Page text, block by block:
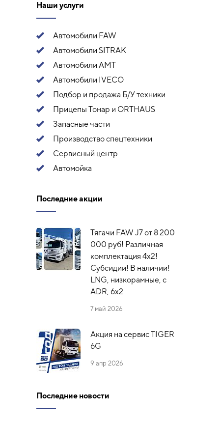
Наши услуги
Автомобили FAW
Автомобили SITRAK
Автомобили АМТ
Автомобили IVECO
Подбор и продажа Б/У техники
Прицепы Тонар и ORTHAUS
Запасные части
Производство спецтехники
Сервисный центр
Автомойка
Последние акции
Тягачи FAW J7 от 8 200
000 руб! Различная
комплектация 4х2!
Субсидии! В наличии!
LNG, низкорамные, с
ADR, 6x2
7 май 2026
Акция на сервис TIGER
6G
9 апр 2026
Последние новости